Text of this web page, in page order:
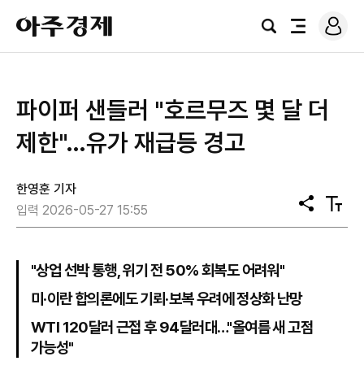
아
주
경
검
전
로
그
파이퍼 샌들러 "호르무즈 몇 달 더
제한"…유가 재급등 경고
한영훈 기자
입력 2026-05-27 15:55
공
유
텍
스
"상업 선박 통행, 위기 전 50% 회복도 어려워"
미·이란 합의론에도 기뢰·보복 우려에 정상화 난망
WTI 120달러 근접 후 94달러대…"올여름 새 고점
가능성"